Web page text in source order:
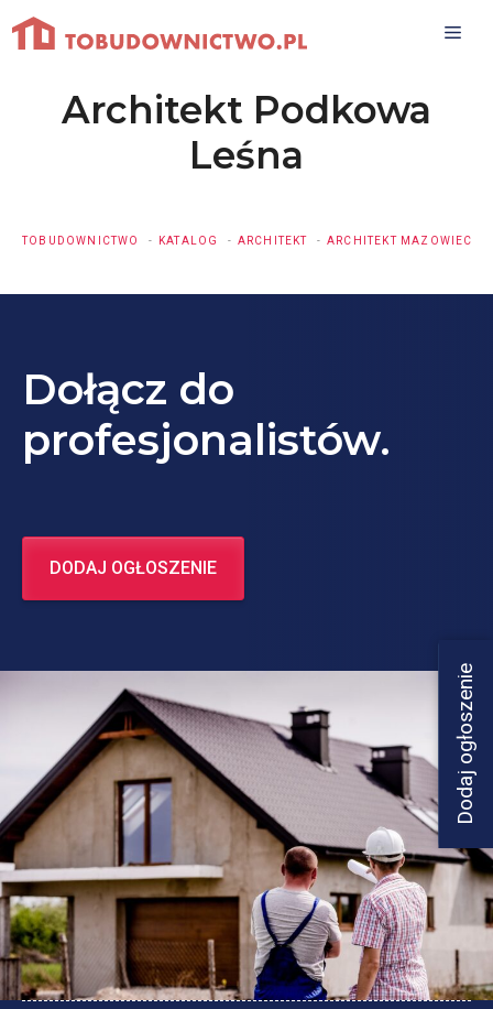
Przejdź
do
Architekt Podkowa
Leśna
TOBUDOWNICTWO KATALOG ARCHITEKT ARCHITEKT MAZOWIECKIE
Dodaj ogłoszenie
Dołącz do
profesjonalistów.
DODAJ OGŁOSZENIE